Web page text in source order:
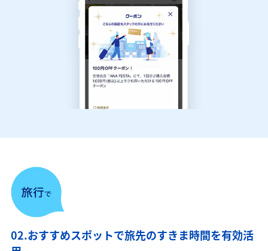
02.おすすめスポットで旅先のすきま時間を有効活